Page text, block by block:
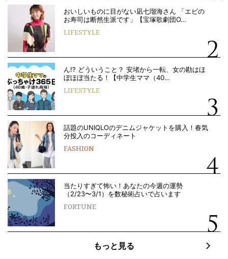
おいしいものに目がない凪七瑠海さん 「エビの
お寿司は断然生派です」【宝塚歌劇団O…
LIFESTYLE
ん!? どういうこと？ 安堵から一転、女の勘はほ
ぼほぼ当たる！【中学生ママ（40…
LIFESTYLE
話題のUNIQLOのデニムジャケットを購入！春気
分投入のコーディネート
FASHION
当たりすぎて怖い！あなたの今週の運勢
（2/23〜3/1）を数秘術占いで占います
FORTUNE
もっと見る